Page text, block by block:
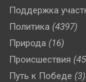
Поддержка
Политика (4397)
Природа (16)
Происшествия
Путь к Победе (3)